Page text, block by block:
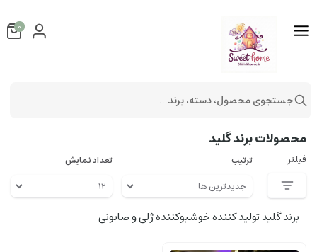
محصولات برند گلید
فیلتر ترتیب تعداد نمایش
برند گلید تولید کننده خوشبوکننده ژلی و صابونی
0
جستجوی محصول، دسته، برند...